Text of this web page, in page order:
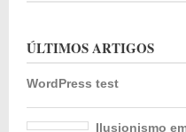
ÚLTIMOS ARTIGOS
WordPress test
Ilusionismo